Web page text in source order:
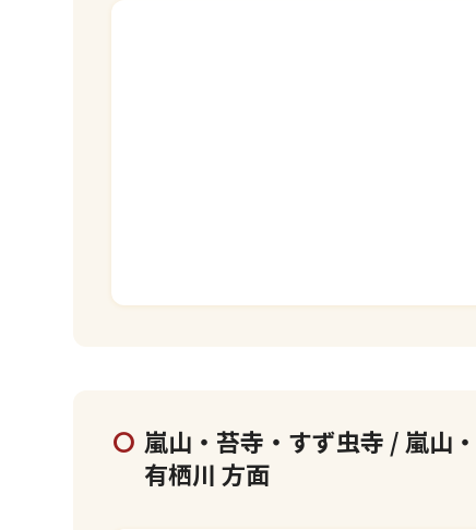
嵐山・苔寺・すず虫寺 / 嵐山
有栖川 方面